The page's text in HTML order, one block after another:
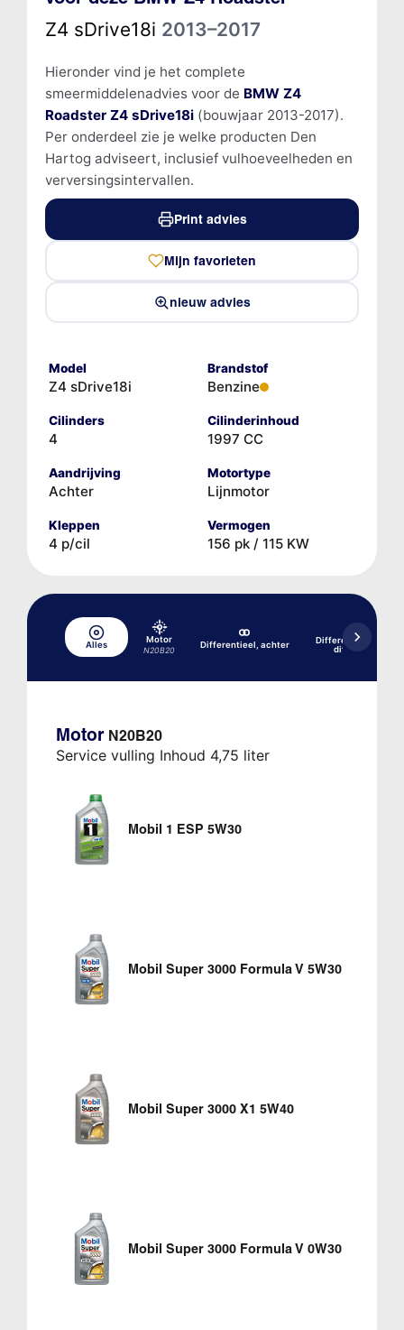
Z4 sDrive18i 2013–2017
Hieronder vind je het complete
smeermiddelenadvies voor de BMW Z4
Roadster Z4 sDrive18i(bouwjaar 2013-2017).
Per onderdeel zie je welke producten Den
Hartog adviseert, inclusief vulhoeveelheden en
verversingsintervallen.
Print advies
Mijn favorieten
nieuw advies
Model
Z4 sDrive18i
Brandstof
Benzine
Cilinders
4
Cilinderinhoud
1997 CC
Aandrijving
Achter
Motortype
Lijnmotor
Kleppen
4 p/cil
Vermogen
156 pk / 115 KW
Alles
Motor
N20B20
Differentieel, achter
Differentieel,
Motor N20B20
Service vulling Inhoud 4,75 liter
Mobil 1 ESP 5W30
Mobil Super 3000 Formula V 5W30
Mobil Super 3000 X1 5W40
Mobil Super 3000 Formula V 0W30